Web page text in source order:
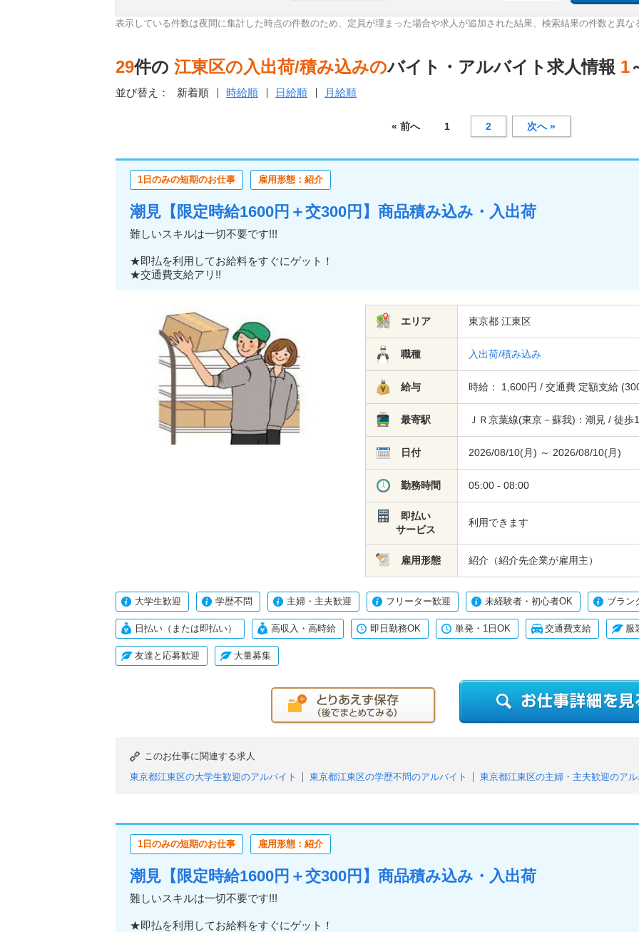
表示している件数は夜間に集計した時点の件数のため、定員が埋まった場合や求人が追加された結果、検索結果の件数と異な
29件の 江東区の入出荷/積み込みのバイト・アルバイト求人情報 1
並び替え： 新着順 時給順 日給順 月給順
« 前へ 1 2 次へ »
1日のみの短期のお仕事 雇用形態：紹介
潮見【限定時給1600円＋交300円】商品積み込み・入出荷
難しいスキルは一切不要です!!!
★即払を利用してお給料をすぐにゲット！
★交通費支給アリ!!
エリア 東京都 江東区
職種 入出荷/積み込み
給与 時給： 1,600円 / 交通費 定額支給
最寄駅 ＪＲ京葉線(東京－蘇我)：潮見 / 徒歩
日付 2026/08/10(月) ～ 2026/08/10(月)
勤務時間 05:00 - 08:00
即払い
サービス
利用できます
雇用形態 紹介（紹介先企業が雇用主）
大学生歓迎 学歴不問 主婦・主夫歓迎 フリーター歓迎 未経験者・初心者OK ブラン
日払い（または即払い） 高収入・高時給 即日勤務OK 単発・1日OK 交通費支給 服
友達と応募歓迎 大量募集
このお仕事に関連する求人
東京都江東区の大学生歓迎のアルバイト
東京都江東区の学歴不問のアルバイト
東京都江東区の主婦・主夫歓迎のアル
東京都江東区の即日勤務OKのアルバイト
東京都江東区の単発・1日OKのアルバイト
東京都江東区の交通費支給のア
東京都江東区の服装自由のアルバイト
東京都江東区の残業なしのアルバイト
1日のみの短期のお仕事 雇用形態：紹介
潮見【限定時給1600円＋交300円】商品積み込み・入出荷
難しいスキルは一切不要です!!!
★即払を利用してお給料をすぐにゲット！